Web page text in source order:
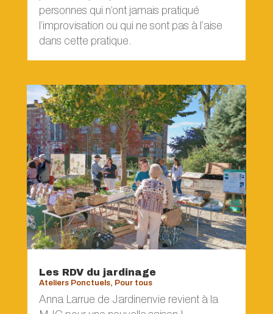
personnes qui n’ont jamais pratiqué
l’improvisation ou qui ne sont pas à l’aise
dans cette pratique.
Les RDV du jardinage
Ateliers Ponctuels, Pour tous
Anna Larrue de Jardinenvie revient à la